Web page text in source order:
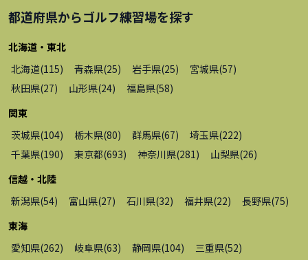
都道府県からゴルフ練習場を探す
北海道・東北
北海道(115) 青森県(25) 岩手県(25) 宮城県(57)
秋田県(27) 山形県(24) 福島県(58)
関東
茨城県(104) 栃木県(80) 群馬県(67) 埼玉県(222)
千葉県(190) 東京都(693) 神奈川県(281 ) 山梨県(26)
信越・北陸
新潟県(54) 富山県(27) 石川県(32) 福井県(22) 長野県(75)
東海
愛知県(262) 岐阜県(63) 静岡県(104) 三重県(52)